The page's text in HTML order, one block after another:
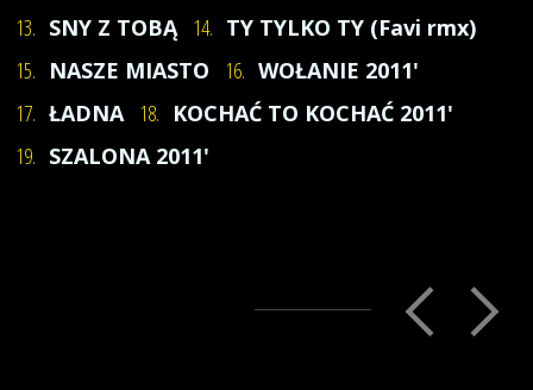
13. SNY Z TOBĄ 14. TY TYLKO TY (Favi rmx)
15. NASZE MIASTO 16. WOŁANIE 2011'
17. ŁADNA 18. KOCHAĆ TO KOCHAĆ 2011'
19. SZALONA 2011'